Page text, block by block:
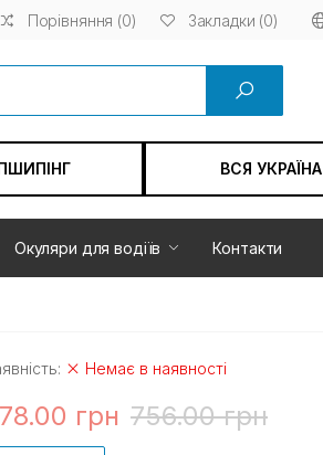
Порівняння (0) Закладки (0)
ВСЯ УКРАЇНА
Окуляри для водіїв Контакти
Немає в наявності
грн 756.00 грн